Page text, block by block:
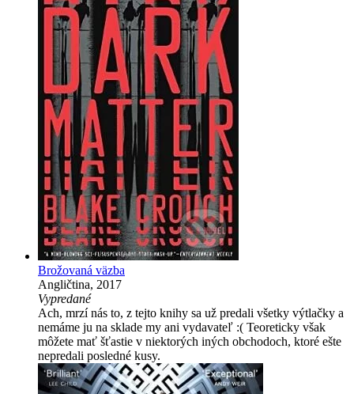
Brožovaná väzba
Angličtina, 2017
Vypredané
Ach, mrzí nás to, z tejto knihy sa už predali všetky výtlačky a
nemáme ju na sklade my ani vydavateľ :( Teoreticky však
môžete mať šťastie v niektorých iných obchodoch, ktoré ešte
nepredali posledné kusy.